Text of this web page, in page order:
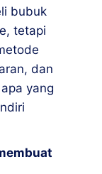
bubuk
tetapi
dan
yang